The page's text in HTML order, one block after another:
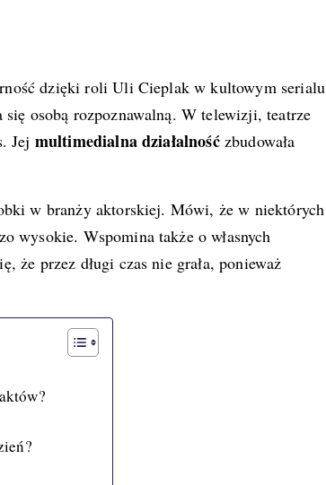
dzięki roli Uli Cieplak w kultowym serialu
się osobą rozpoznawalną. W telewizji, teatrze
Jej multimedialna działalnośćzbudowała
w branży aktorskiej. Mówi, że w niektórych
wysokie. Wspomina także o własnych
że przez długi czas nie grała, ponieważ